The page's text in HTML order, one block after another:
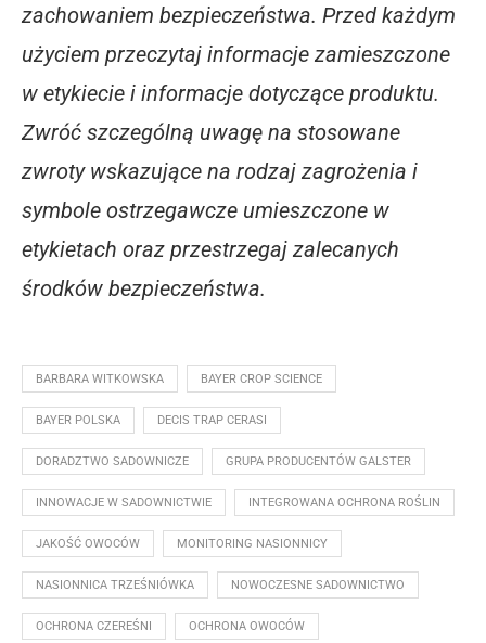
zachowaniem bezpieczeństwa. Przed każdym
użyciem przeczytaj informacje zamieszczone
w etykiecie i informacje dotyczące produktu.
Zwróć szczególną uwagę na stosowane
zwroty wskazujące na rodzaj zagrożenia i
symbole ostrzegawcze umieszczone w
etykietach oraz przestrzegaj zalecanych
środków bezpieczeństwa.
BARBARA WITKOWSKA BAYER CROP SCIENCE
BAYER POLSKA DECIS TRAP CERASI
DORADZTWO SADOWNICZE GRUPA PRODUCENTÓW GALSTER
INNOWACJE W SADOWNICTWIE INTEGROWANA OCHRONA ROŚLIN
JAKOŚĆ OWOCÓW MONITORING NASIONNICY
NASIONNICA TRZEŚNIÓWKA NOWOCZESNE SADOWNICTWO
OCHRONA CZEREŚNI OCHRONA OWOCÓW